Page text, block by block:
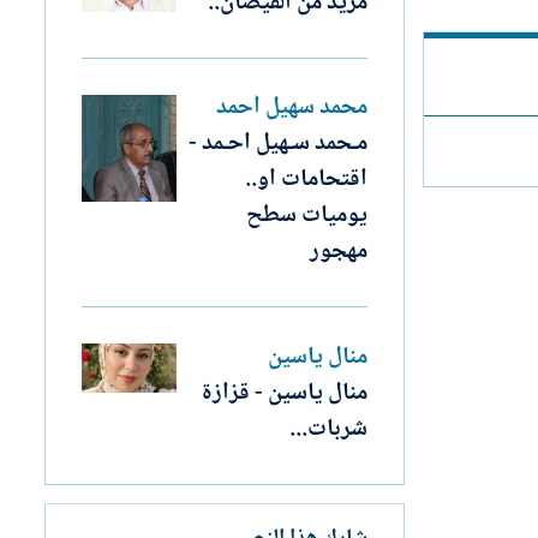
محمد سهيل أحمد
مـحمد سـهيل احـمد -
اقتحامات او..
يوميات سطح
مهجور
منال ياسين
منال ياسين - قزازة
شربات...